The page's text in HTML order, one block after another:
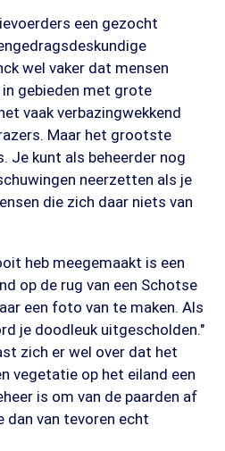
een gezocht
wel vaker dat mensen
gebieden met grote
vaak verbazingwekkend
Maar het grootste
Je kunt als beheerder nog
neerzetten als je
die zich daar niets van
heb meegemaakt is een
op de rug van een Schotse
een foto van te maken. Als
je doodleuk uitgescholden."
zich er wel over dat het
vegetatie op het eiland een
is om van de paarden af
dan van tevoren echt